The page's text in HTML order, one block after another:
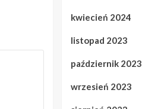
kwiecień 2024
listopad 2023
październik 2023
wrzesień 2023